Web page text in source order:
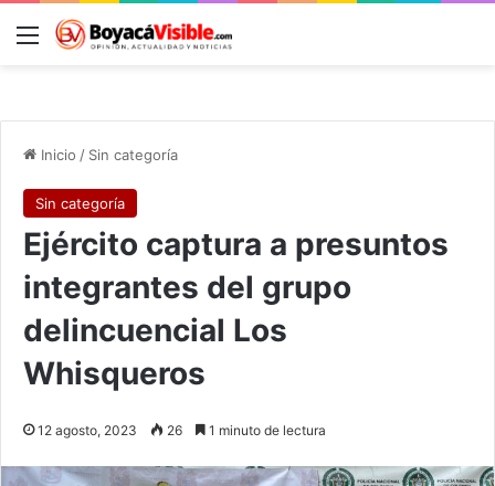
Menú
Inicio / Sin categoría
Sin categoría
Ejército captura a presuntos
integrantes del grupo
delincuencial Los
Whisqueros
12 agosto, 2023 26 1 minuto de lectura